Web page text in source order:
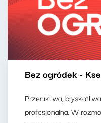
Bez ogródek -
Przenikliwa,
profesjonalna. W